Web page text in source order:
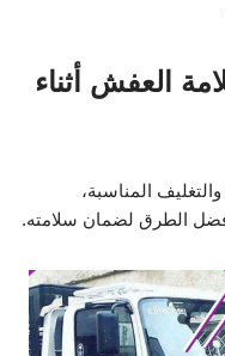
العفش أثناء
المناسبة،
الطرق لضمان سلامته.